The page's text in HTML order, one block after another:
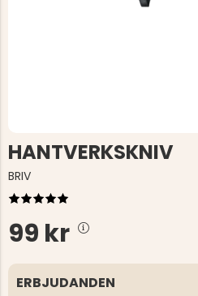
HANTVERKSKNIV
BRIV
99 kr
ERBJUDANDEN